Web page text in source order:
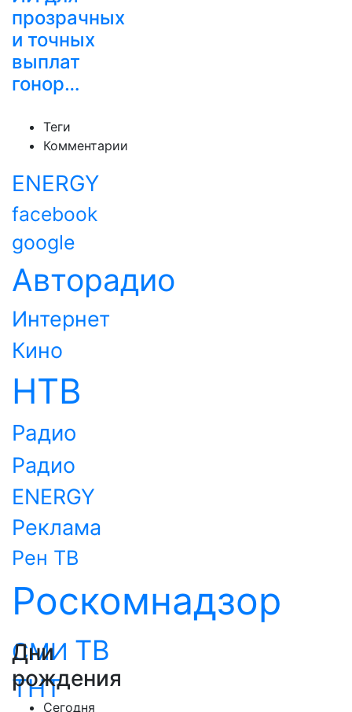
прозрачных
и точных
выплат
гонор…
Теги
Комментарии
ENERGY
facebook
google
Авторадио
Интернет
Кино
НТВ
Радио
Радио
ENERGY
Реклама
Рен ТВ
Роскомнадзор
СМИ ТВ
ТНТ
Дни
рождения
Сегодня